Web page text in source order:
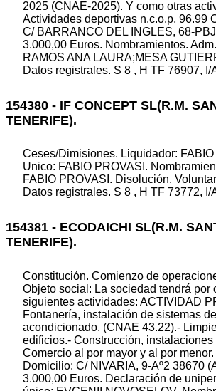
2025 (CNAE-2025). Y como otras
Actividades deportivas n.c.o.p, 96.99
C/ BARRANCO DEL INGLES, 68-
3.000,00 Euros. Nombramientos.
RAMOS ANA LAURA;MESA
Datos registrales. S 8 , H TF 76907, I/
154380 - IF CONCEPT SL(R.M.
TENERIFE).
Ceses/Dimisiones. Liquidador: FABIO
Unico: FABIO PROVASI.
FABIO PROVASI. Disolución.
Datos registrales. S 8 , H TF 73772, I/
154381 - ECODAICHI SL(R.M.
TENERIFE).
Constitución. Comienzo de
Objeto social: La sociedad tendrá por
siguientes actividades: ACTIVIDAD
Fontanería, instalación de sistemas
acondicionado. (CNAE 43.22).-
edificios.- Construcción,
Comercio al por mayor y al por
Domicilio: C/ NIVARIA, 9-Aº2 38670
3.000,00 Euros. Declaración de